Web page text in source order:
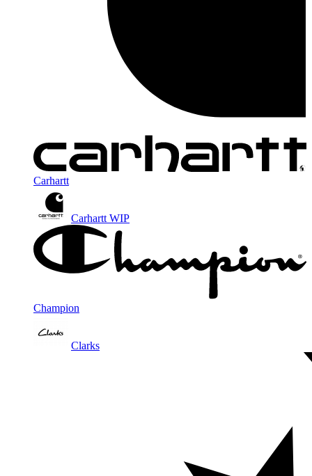
Carhartt
Carhartt WIP
Champion
Clarks